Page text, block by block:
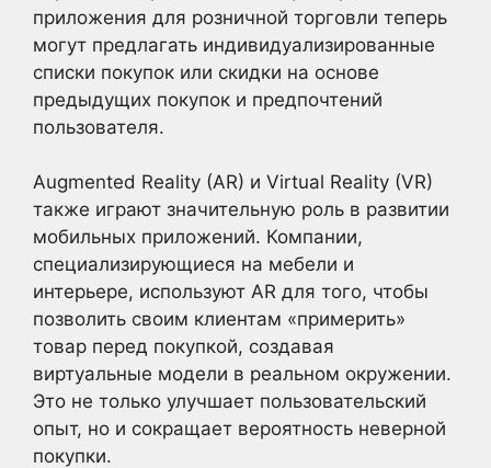
приложения для розничной торговли теперь
могут предлагать индивидуализированные
списки покупок или скидки на основе
предыдущих покупок и предпочтений
пользователя.
Augmented Reality (AR) и Virtual Reality (VR)
также играют значительную роль в развитии
мобильных приложений. Компании,
специализирующиеся на мебели и
интерьере, используют AR для того, чтобы
позволить своим клиентам «примерить»
товар перед покупкой, создавая
виртуальные модели в реальном окружении.
Это не только улучшает пользовательский
опыт, но и сокращает вероятность неверной
покупки.